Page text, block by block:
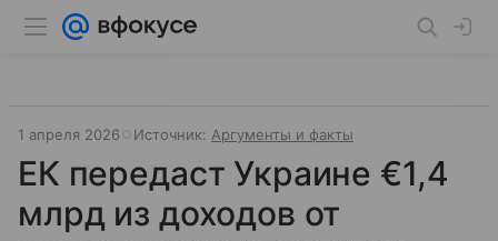
1 апреля 2026 Источник: Аргументы и факты
ЕК передаст Украине €1,4
млрд из доходов от